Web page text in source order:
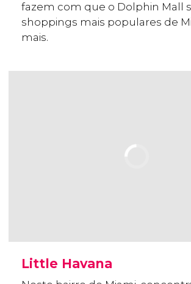
fazem com que o Dolphin Mall
shoppings mais populares de
mais.
Little Havana